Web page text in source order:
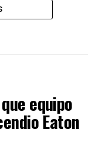
equipo
Eaton